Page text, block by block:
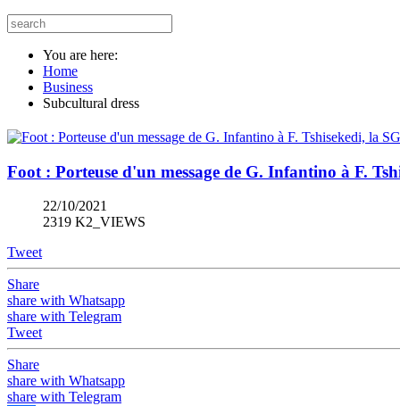
You are here:
Home
Business
Subcultural dress
Foot : Porteuse d'un message de G. Infantino à F.
22/10/2021
2319 K2_VIEWS
Tweet
Share
share with Whatsapp
share with Telegram
Tweet
Share
share with Whatsapp
share with Telegram